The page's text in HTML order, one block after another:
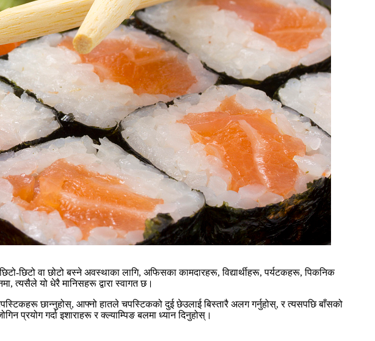
छिटो वा छोटो बस्ने अवस्थाका लागि, अफिसका कामदारहरू, विद्यार्थीहरू, पर्यटकहरू, पिकनिक
त्यसैले यो धेरै मानिसहरू द्वारा स्वागत छ।
छान्नुहोस्, आफ्नो हातले चपस्टिकको दुई छेउलाई बिस्तारै अलग गर्नुहोस्, र त्यसपछि बाँसको
प्रयोग गर्दा इशाराहरू र क्ल्याम्पिङ बलमा ध्यान दिनुहोस्।